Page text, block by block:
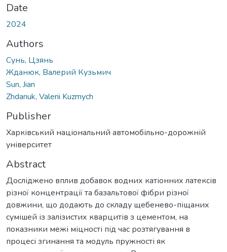
Date
2024
Authors
Сунь, Цзянь
Жданюк, Валерий Кузьмич
Sun, Jian
Zhdanuk, Valerii Kuzmych
Publisher
Харківський національний автомобільно-дорожній
університет
Abstract
Досліджено вплив добавок водних катіонних латексів
різної концентрації та базальтової фібри різної
довжини, що додають до складу щебенево-піщаних
сумішей із залізистих кварцитів з цементом, на
показники межі міцності під час розтягування в
процесі згинання та модуль пружності як